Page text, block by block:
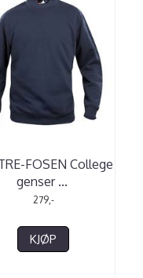
FOSEN College
genser ...
279,-
KJØP